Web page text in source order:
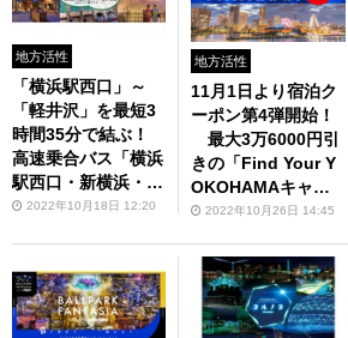
地方活性
「横浜駅西口」～
「軽井沢」を最短3
時間35分で結ぶ！
高速乗合バス「横浜
駅西口・新横浜・た
まプラーザ～軽井
2022年10月18日 12:20
地方活性
11月1日より宿泊ク
ーポン第4弾開始！
最大3万6000円引
きの「Find Your Y
OKOHAMAキャン
ペーン」
2022年10月26日 14:45